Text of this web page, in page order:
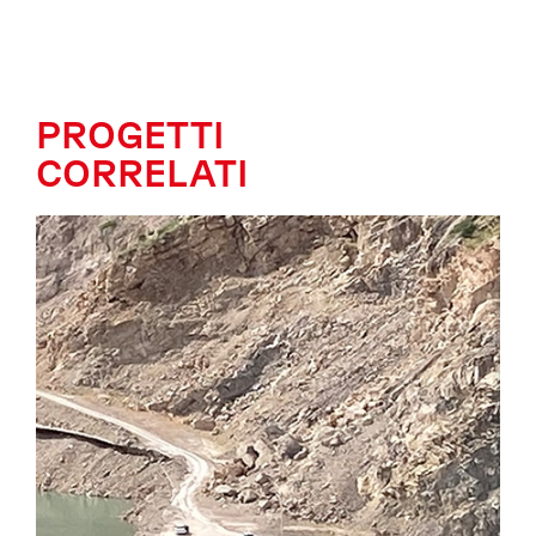
PROGETTI
CORRELATI